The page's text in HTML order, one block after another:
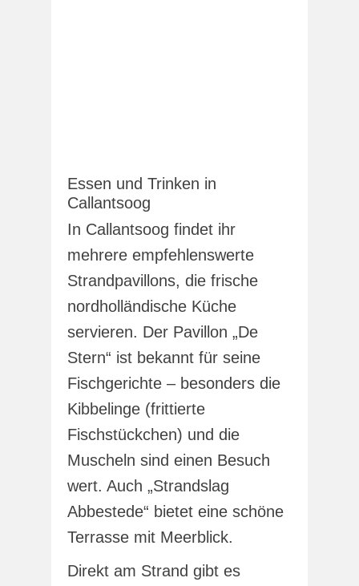
Essen und Trinken in
Callantsoog
In Callantsoog findet ihr
mehrere empfehlenswerte
Strandpavillons, die frische
nordholländische Küche
servieren. Der Pavillon „De
Stern“ ist bekannt für seine
Fischgerichte – besonders die
Kibbelinge (frittierte
Fischstückchen) und die
Muscheln sind einen Besuch
wert. Auch „Strandslag
Abbestede“ bietet eine schöne
Terrasse mit Meerblick.
Direkt am Strand gibt es